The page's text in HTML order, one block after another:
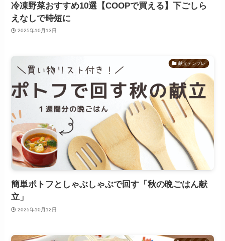
冷凍野菜おすすめ10選【COOPで買える】下ごしら
えなしで時短に
2025年10月13日
献立テンプレ
簡単ポトフとしゃぶしゃぶで回す「秋の晩ごはん献
立」
2025年10月12日